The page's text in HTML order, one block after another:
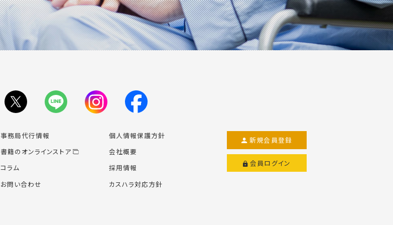
事務局代行情報
書籍のオンラインストア
コラム
お問い合わせ
個人情報保護方針
会社概要
採用情報
カスハラ対応方針
新規会員登録
会員ログイン